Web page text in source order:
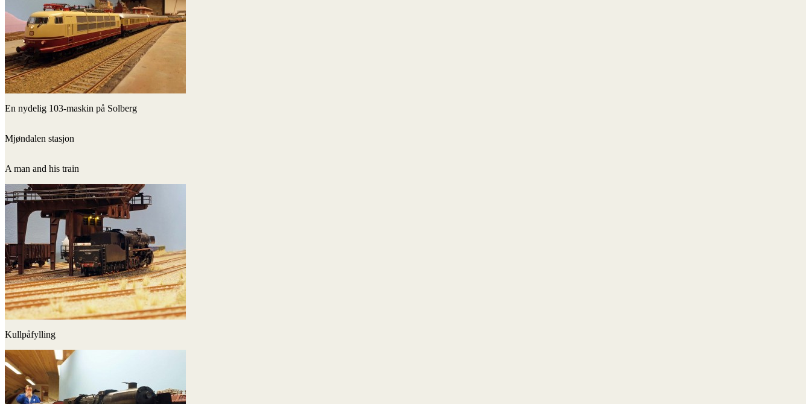
En nydelig 103-maskin på Solberg
Mjøndalen stasjon
A man and his train
Kullpåfylling